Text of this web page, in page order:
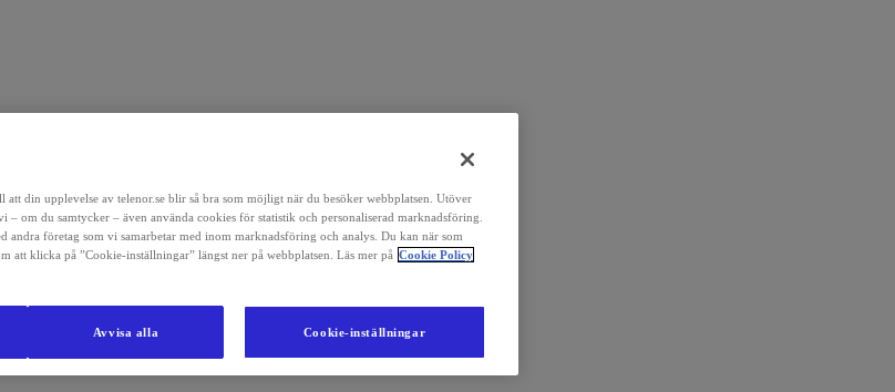
din upplevelse av telenor.se blir så bra som möjligt när du besöker webbplatsen. Utöver
– om du samtycker – även använda cookies för statistik och personaliserad marknadsföring.
andra företag som vi samarbetar med inom marknadsföring och analys. Du kan när som
att klicka på ”Cookie-inställningar” längst ner på webbplatsen. Läs mer på Cookie Policy
Cookie-inställningar
Avvisa alla